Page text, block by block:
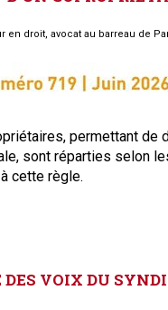
en droit, avocat au barreau de
permettant
sont réparties selon
cette règle.
DES VOIX DU